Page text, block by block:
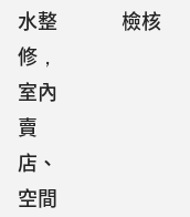
水整
修，
室內
賣
店、
空間
檢核